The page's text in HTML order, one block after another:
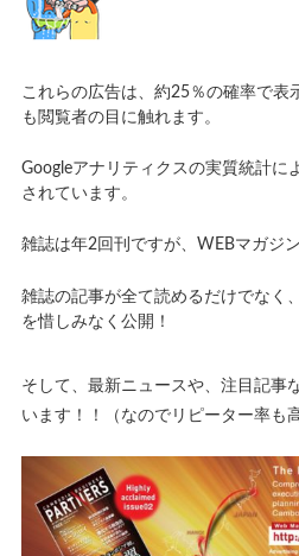
これらの広告は、約25％の確率で表
も閲覧者の目に触れます。
Googleアナリティクスの実質統計に
されています。
雑誌は年2回刊ですが、WEBマガジ
雑誌の記事が全て読めるだけでなく
を惜しみなく公開！
そして、最新ニュースや、注目記事
います！！（なのでリピーター率も